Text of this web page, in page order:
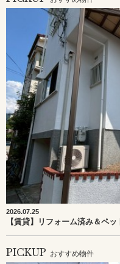
2026.07.25
【賃貸】リフォーム済み＆ペ
PICKUP おすすめ物件